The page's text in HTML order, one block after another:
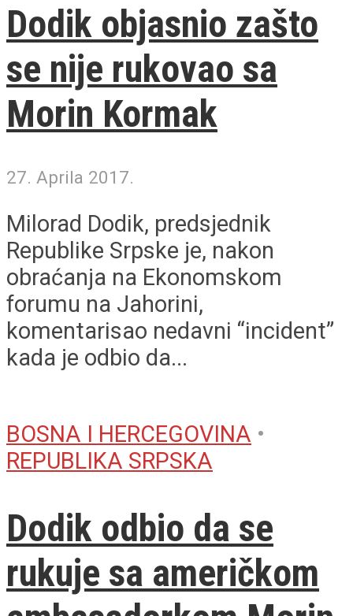
Dodik objasnio zašto
se nije rukovao sa
Morin Kormak
27. Aprila 2017.
Milorad Dodik, predsjednik
Republike Srpske je, nakon
obraćanja na Ekonomskom
forumu na Jahorini,
komentarisao nedavni “incident”
kada je odbio da...
BOSNA I HERCEGOVINA •
REPUBLIKA SRPSKA
Dodik odbio da se
rukuje sa američkom